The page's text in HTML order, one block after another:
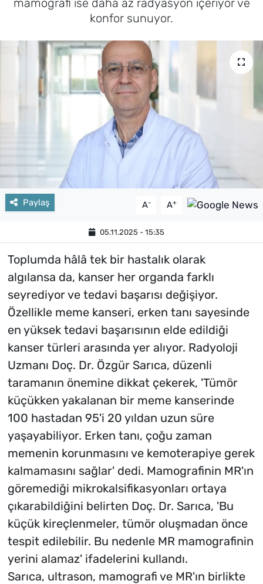
konfor sunuyor.
Paylaş A- A+
05.11.2025 - 15:35
Toplumda hâlâ tek bir hastalık olarak
algılansa da, kanser her organda farklı
seyrediyor ve tedavi başarısı değişiyor.
Özellikle meme kanseri, erken tanı sayesinde
en yüksek tedavi başarısının elde edildiği
kanser türleri arasında yer alıyor. Radyoloji
Uzmanı Doç. Dr. Özgür Sarıca, düzenli
taramanın önemine dikkat çekerek, 'Tümör
küçükken yakalanan bir meme kanserinde
100 hastadan 95'i 20 yıldan uzun süre
yaşayabiliyor. Erken tanı, çoğu zaman
memenin korunmasını ve kemoterapiye gerek
kalmamasını sağlar' dedi. Mamografinin MR'ın
göremediği mikrokalsifikasyonları ortaya
çıkarabildiğini belirten Doç. Dr. Sarıca, 'Bu
küçük kireçlenmeler, tümör oluşmadan önce
tespit edilebilir. Bu nedenle MR mamografinin
yerini alamaz' ifadelerini kullandı.
Sarıca, ultrason, mamografi ve MR'ın birlikte